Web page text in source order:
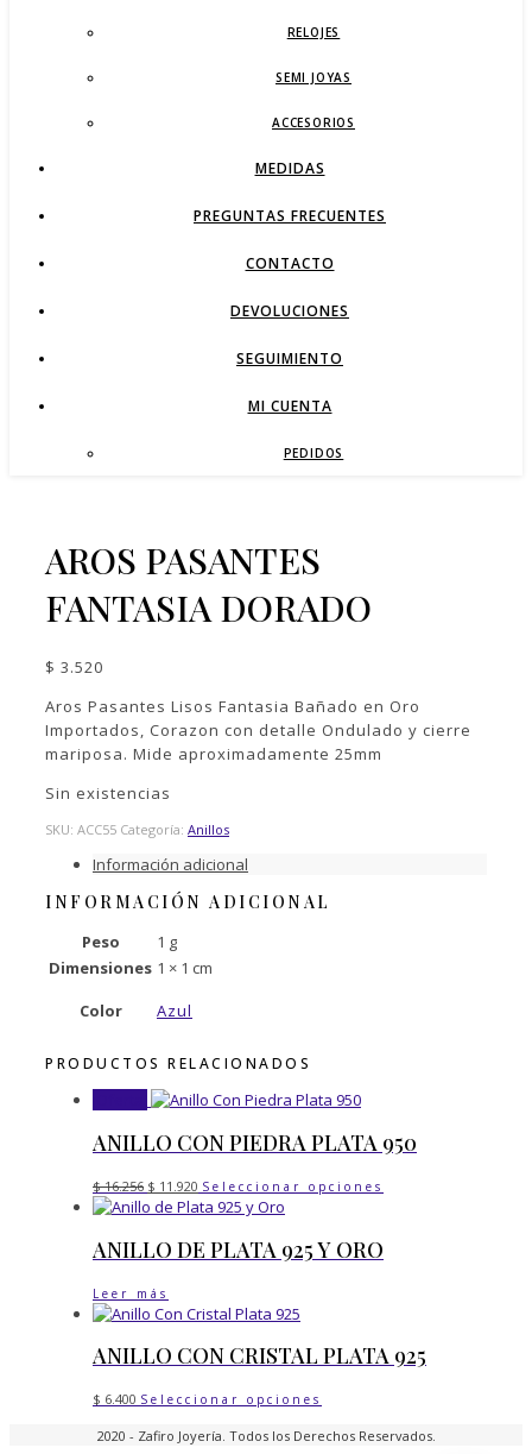
RELOJES
SEMI JOYAS
ACCESORIOS
MEDIDAS
PREGUNTAS FRECUENTES
CONTACTO
DEVOLUCIONES
SEGUIMIENTO
MI CUENTA
PEDIDOS
AROS PASANTES
FANTASIA DORADO
$ 3.520
Aros Pasantes Lisos Fantasia Bañado en Oro
Importados, Corazon con detalle Ondulado y cierre
mariposa. Mide aproximadamente 25mm
Sin existencias
SKU: ACC55 Categoría: Anillos
Información adicional
INFORMACIÓN ADICIONAL
Peso
1 g
Dimensiones 1 × 1 cm
Color
Azul
PRODUCTOS RELACIONADOS
ANILLO CON PIEDRA PLATA 950
$16.256 El
precio
original
$ 16.256.
$ 11.920 El
precio
actual
$ 11.920.
Seleccionar opciones
pueden
página
ANILLO DE PLATA 925 Y ORO
Leer más
ANILLO CON CRISTAL PLATA 925
$ 6.400 Seleccionar opciones
tiene
2020 - Zafiro Joyería. Todos los Derechos Reservados.